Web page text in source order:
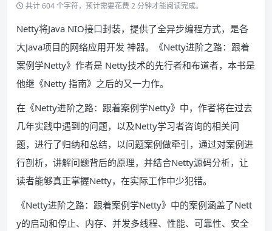
共计 604 个字符，预计需要花费 2 分钟才能阅读完成。
Netty将Java NIO接口封装，提供了全异步编程方式，是各
大Java项目的网络应用开发 神器。《Netty进阶之路：跟着
案例学Netty》作者是 Netty技术的先行者和布道者，本书是
他继《Netty 指南》之后的又一力作。
在《Netty进阶之路：跟着案例学Netty》中，作者将在过去
几年实践中遇到的问题，以及Netty学习者咨询的相关问
题，进行了归纳和总结，以问题案例做牵引，通过对案例进
行剖析，讲解问题背后的原理，并结合Netty源码分析，让
读者能够真正掌握Netty，在实际工作中少犯错。
《Netty进阶之路：跟着案例学Netty》中的案例涵盖了Nett
y的启动和停止、内存、并发多线程、性能、可靠性、安全